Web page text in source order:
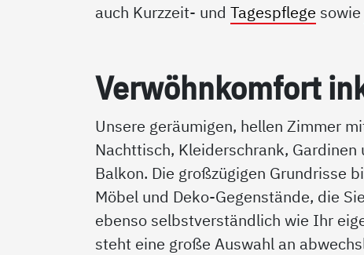
auch Kurzzeit- undTagespflege sowie
Ver­wöhn­kom­fort
Unsere geräumigen, hellen Zimmer
Nachttisch, Kleiderschrank,
Balkon. Die großzügigen Grundrisse
Möbel und Deko-Gegenstände, die
ebenso selbstverständlich wie Ihr
steht eine große Auswahl an